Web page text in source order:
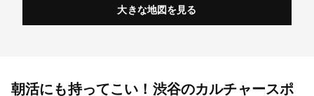
大きな地図を見る
朝活にも持ってこい！渋谷のカルチャースポ